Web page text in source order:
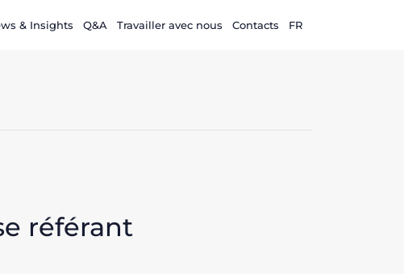
& Insights Q&A Travailler avec nous Contacts FR
référant